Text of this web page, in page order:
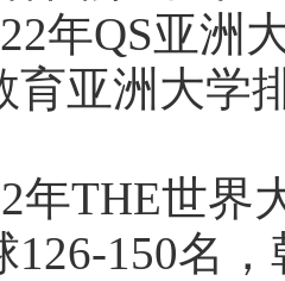
年QS亚洲
育亚洲大学
THE世界大
126-150名